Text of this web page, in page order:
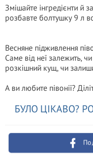
Змішайте інгредієнти й
розбавте болтушку 9 л
Весняне підживлення
Саме від неї залежить,
розкішний кущ, чи
А ви любите півонії?
БУЛО ЦІКАВО?